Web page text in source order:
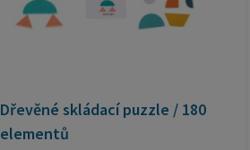
Dřevěné skládací puzzle / 180
elementů